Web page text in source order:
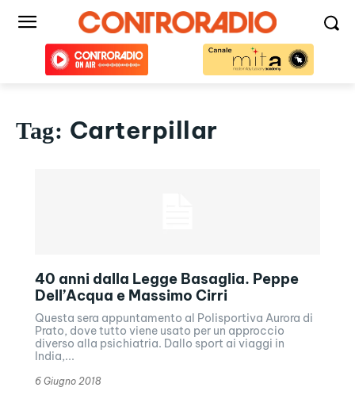
Tag: Carterpillar
40 anni dalla Legge Basaglia. Peppe
Dell’Acqua e Massimo Cirri
Questa sera appuntamento al Polisportiva Aurora di
Prato, dove tutto viene usato per un approccio
diverso alla psichiatria. Dallo sport ai viaggi in
India,...
6 Giugno 2018